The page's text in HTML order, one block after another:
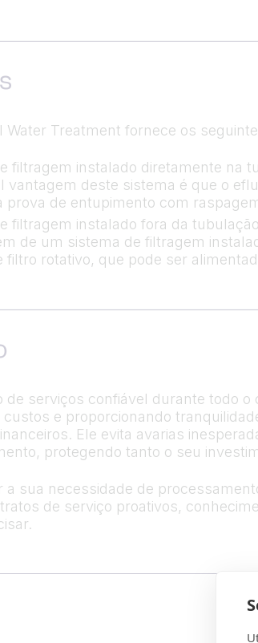
Water Treatment fornece os
filtragem instalado diretamente na
vantagem deste sistema é que o
prova de entupimento com
filtragem instalado fora da tubulação
de um sistema de filtragem
filtro rotativo, que pode ser
de serviços confiável durante todo
e proporcionando
Ele evita avarias
protegendo tanto o seu
a sua necessidade de
de serviço proativos,